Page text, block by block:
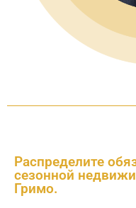
Распределите
сезонной
Гримо.